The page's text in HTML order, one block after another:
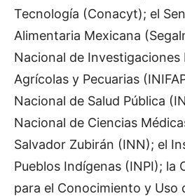
Tecnología (Conacyt); el
Alimentaria Mexicana
Nacional de Investigaciones
Agrícolas y Pecuarias
Nacional de Salud Pública
Nacional de Ciencias
Salvador Zubirán (INN); el
Pueblos Indígenas (INPI); la
para el Conocimiento y Uso